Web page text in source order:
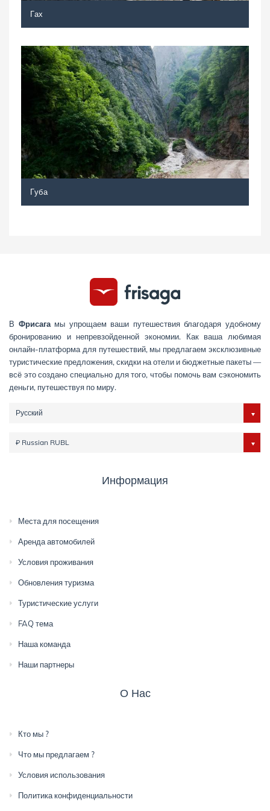
Гах
Губа
В Фрисагамы упрощаем ваши путешествия благодаря удобному
бронированию и непревзойденной экономии. Как ваша любимая
онлайн-платформа для путешествий, мы предлагаем эксклюзивные
туристические предложения, скидки на отели и бюджетные пакеты —
всё это создано специально для того, чтобы помочь вам сэкономить
деньги, путешествуя по миру.
Русский
₽ Russian RUBL
Информация
Места для посещения
Аренда автомобилей
Условия проживания
Обновления туризма
Туристические услуги
FAQ тема
Наша команда
Наши партнеры
О Нас
Кто мы ?
Что мы предлагаем ?
Условия использования
Политика конфиденциальности